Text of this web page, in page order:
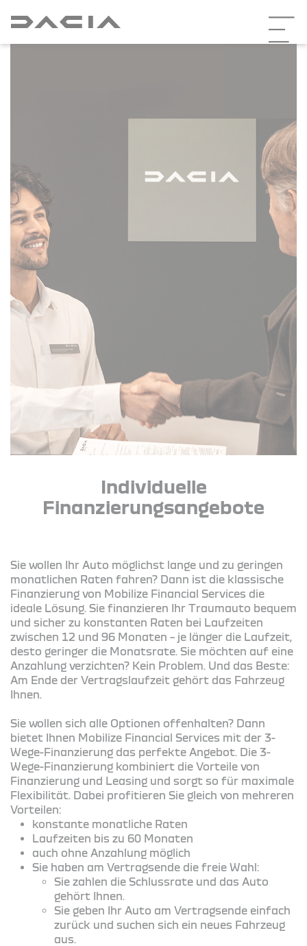
Individuelle
Finanzierungsangebote
Sie wollen Ihr Auto möglichst lange und zu geringen
monatlichen Raten fahren? Dann ist die klassische
Finanzierung von Mobilize Financial Services die
ideale Lösung. Sie finanzieren Ihr Traumauto bequem
und sicher zu konstanten Raten bei Laufzeiten
zwischen 12 und 96 Monaten – je länger die Laufzeit,
desto geringer die Monatsrate. Sie möchten auf eine
Anzahlung verzichten? Kein Problem. Und das Beste:
Am Ende der Vertragslaufzeit gehört das Fahrzeug
Ihnen.
Sie wollen sich alle Optionen offenhalten? Dann
bietet Ihnen Mobilize Financial Services mit der 3-
Wege-Finanzierung das perfekte Angebot. Die 3-
Wege-Finanzierung kombiniert die Vorteile von
Finanzierung und Leasing und sorgt so für maximale
Flexibilität. Dabei profitieren Sie gleich von mehreren
Vorteilen:
konstante monatliche Raten
Laufzeiten bis zu 60 Monaten
auch ohne Anzahlung möglich
Sie haben am Vertragsende die freie Wahl:
Sie zahlen die Schlussrate und das Auto
gehört Ihnen.
Sie geben Ihr Auto am Vertragsende einfach
zurück und suchen sich ein neues Fahrzeug
aus.